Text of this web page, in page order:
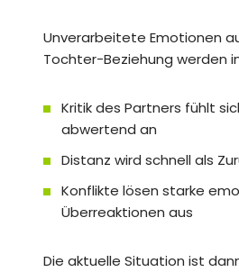
Unverarbeitete Emotionen
Tochter-Beziehung werden
Kritik des Partners fühlt
abwertend an
Distanz wird schnell als
Konflikte lösen starke
Überreaktionen aus
Die aktuelle Situation ist